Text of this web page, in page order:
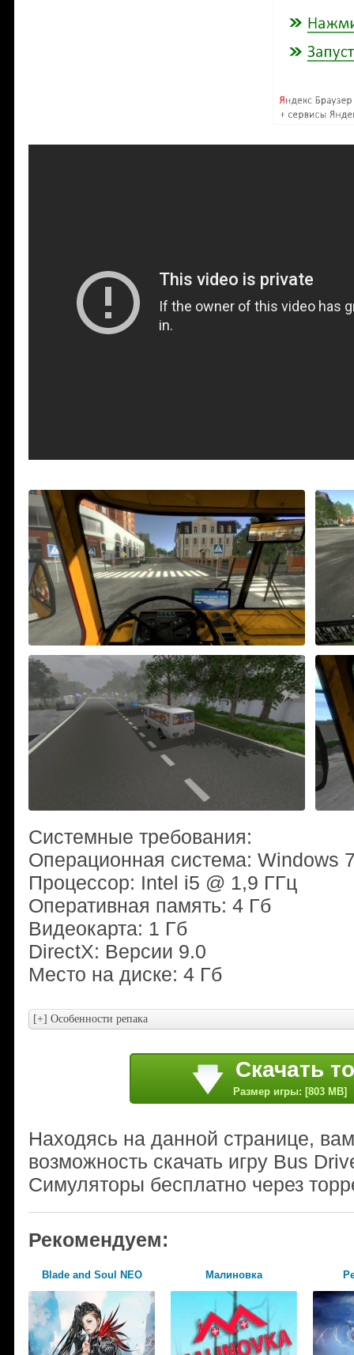
Системные требования:
Операционная система: Windows
Процессор: Intel i5 @ 1,9 ГГц
Оперативная память: 4 Гб
Видеокарта: 1 Гб
DirectX: Версии 9.0
Место на диске: 4 Гб
Скачать
Размер игры: [803 MB]
Находясь на данной странице,
возможность скачать игру Bus
Симуляторы бесплатно через
Рекомендуем:
Blade and Soul NEO Малиновка